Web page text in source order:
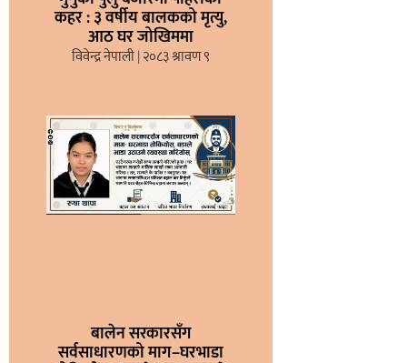
कहर : ३ वर्षीय बालकको मृत्यु,
आठ घर जोखिममा
विवेन्द्र नेपाली २०८३ श्रावण ९
बालेन सरकारसँग
सर्वसाधारणको माग–घरभाडा